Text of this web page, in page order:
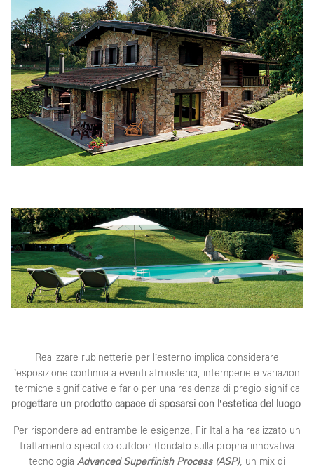
Realizzare rubinetterie per l’esterno implica considerare
l’esposizione continua a eventi atmosferici, intemperie e variazioni
termiche significative e farlo per una residenza di pregio significa
progettare un prodotto capace di sposarsi con l’estetica del luogo.
Per rispondere ad entrambe le esigenze, Fir Italia ha realizzato un
trattamento specifico outdoor (fondato sulla propria innovativa
tecnologia Advanced Superfinish Process (ASP), un mix di